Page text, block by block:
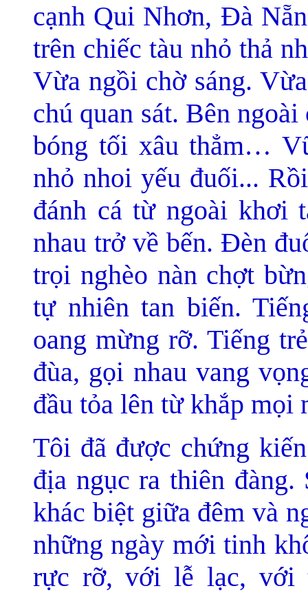
cạnh Qui Nhơn, Ðà
trên chiếc tàu nhỏ thả
Vừa ngồi chờ sáng.
chú quan sát. Bên
bóng tối xâu thẳm…
nhỏ nhoi yếu đuối...
đánh cá từ ngoài khơi
nhau trở về bến. Ðèn
trọi nghèo nàn chợt
tự nhiên tan biến.
oang mừng rỡ. Tiếng
đùa, gọi nhau vang
đầu tỏa lên từ khắp mọi
Tôi đã được chứng
địa ngục ra thiên
khác biệt giữa đêm và
những ngày mới tinh
rực rỡ, với lễ lạc, với